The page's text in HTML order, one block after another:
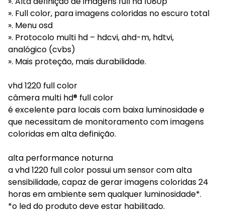
». Full color, para imagens coloridas no escuro total
». Menu osd
». Protocolo multi hd – hdcvi, ahd-m, hdtvi,
analógico (cvbs)
». Mais proteção, mais durabilidade.
vhd 1220 full color
câmera multi hd® full color
é excelente para locais com baixa luminosidade e
que necessitam de monitoramento com imagens
coloridas em alta definição.
alta performance noturna
a vhd 1220 full color possui um sensor com alta
sensibilidade, capaz de gerar imagens coloridas 24
horas em ambiente sem qualquer luminosidade*.
*o led do produto deve estar habilitado.